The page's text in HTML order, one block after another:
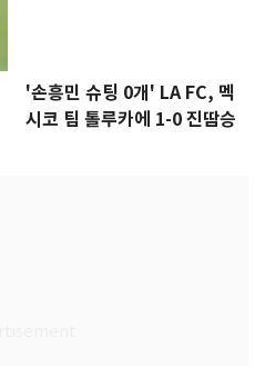
'손흥민 슈팅 0개' LA FC, 멕
시코 팀 톨루카에 1-0 진땀승